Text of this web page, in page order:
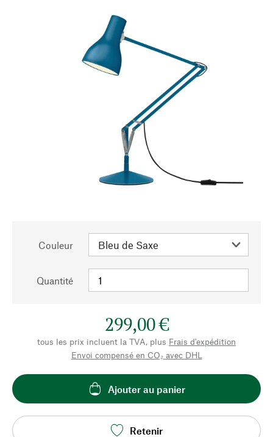
Couleur
Quantité
299,00 €
tous les prix incluent la TVA, plus Frais d'expédition
Envoi compensé en CO₂ avec DHL
Ajouter au panier
Retenir